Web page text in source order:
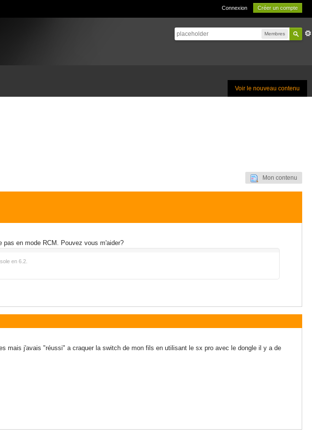
Connexion Créer un compte
Membres
Voir le nouveau contenu
Mon contenu
en mode RCM. Pouvez vous m'aider?
en 6.2.
mais j'avais "réussi" a craquer la switch de mon fils en utilisant le sx pro avec le dongle il y a de